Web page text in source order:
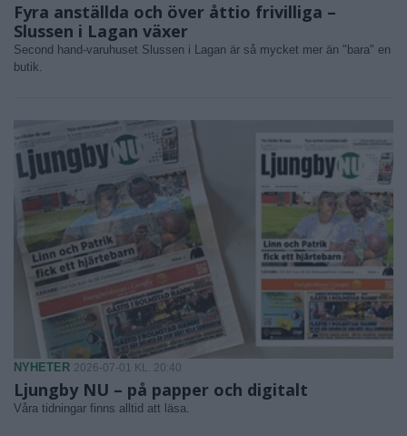
Fyra anställda och över åttio frivilliga –
Slussen i Lagan växer
Second hand-varuhuset Slussen i Lagan är så mycket mer än "bara" en
butik.
NYHETER 2026-07-01 KL. 20:40
Ljungby NU – på papper och digitalt
Våra tidningar finns alltid att läsa.